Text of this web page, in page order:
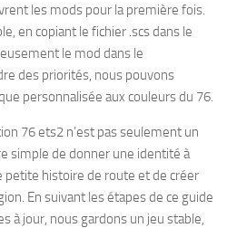
les mods pour la première fois.
en copiant le fichier .scs dans le
le mod dans le
des priorités, nous pouvons
personnalisée aux couleurs du 76.
76 ets2 n’est pas seulement un
simple de donner une identité à
petite histoire de route et de créer
En suivant les étapes de ce guide
à jour, nous gardons un jeu stable,